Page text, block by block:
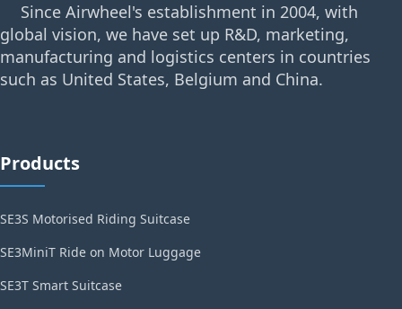
Since Airwheel's establishment in 2004, with
global vision, we have set up R&D, marketing,
manufacturing and logistics centers in countries
such as United States, Belgium and China.
Products
SE3S Motorised Riding Suitcase
SE3MiniT Ride on Motor Luggage
SE3T Smart Suitcase